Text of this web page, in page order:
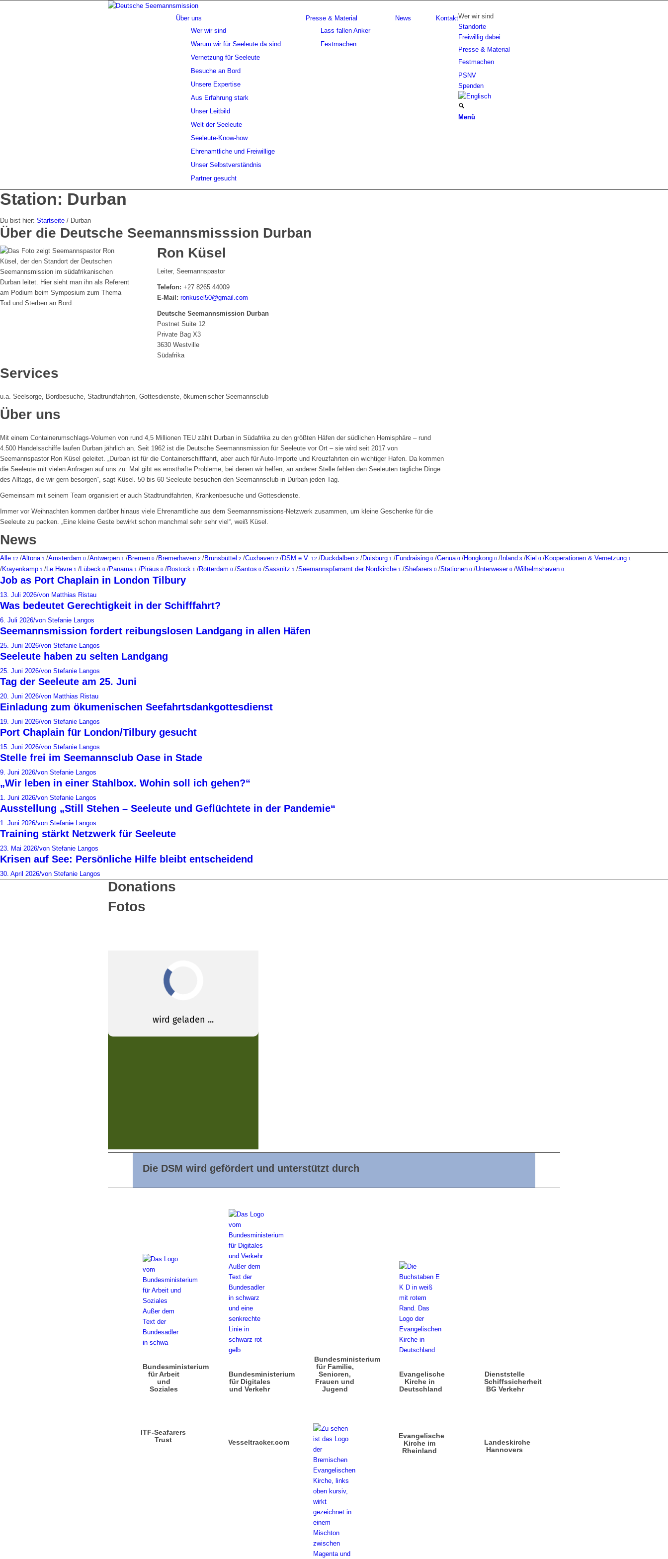
Wer wir sind
Über uns
Wer wir sind
Warum wir für Seeleute da sind
Vernetzung für Seeleute
Besuche an Bord
Unsere Expertise
Aus Erfahrung stark
Unser Leitbild
Welt der Seeleute
Seeleute-Know-how
Ehrenamtliche und Freiwillige
Unser Selbstverständnis
Partner gesucht
Presse & Material
Lass fallen Anker
Festmachen
News
Kontakt
Standorte
Freiwillig dabei
Presse & Material
Festmachen
PSNV
Spenden
Menü
Station: Durban
Du bist hier: Startseite / Durban
Über die Deutsche Seemannsmisssion Durban
Ron Küsel
Leiter, Seemannspastor
Telefon: +27 8265 44009
E-Mail: ronkusel50@gmail.com
Deutsche Seemannsmission Durban
Postnet Suite 12
Private Bag X3
3630 Westville
Südafrika
Services
u.a. Seelsorge, Bordbesuche, Stadtrundfahrten, Gottesdienste, ökumenischer Seemannsclub
Über uns
Mit einem Containerumschlags-Volumen von rund 4,5 Millionen TEU zählt Durban in Südafrika zu den größten Häfen der südlichen Hemisphäre – rund
4.500 Handelsschiffe laufen Durban jährlich an. Seit 1962 ist die Deutsche Seemannsmission für Seeleute vor Ort – sie wird seit 2017 von
Seemannspastor Ron Küsel geleitet. „Durban ist für die Containerschifffahrt, aber auch für Auto-Importe und Kreuzfahrten ein wichtiger Hafen. Da kommen
die Seeleute mit vielen Anfragen auf uns zu: Mal gibt es ernsthafte Probleme, bei denen wir helfen, an anderer Stelle fehlen den Seeleuten tägliche Dinge
des Alltags, die wir gern besorgen“, sagt Küsel. 50 bis 60 Seeleute besuchen den Seemannsclub in Durban jeden Tag.
Gemeinsam mit seinem Team organisiert er auch Stadtrundfahrten, Krankenbesuche und Gottesdienste.
Immer vor Weihnachten kommen darüber hinaus viele Ehrenamtliche aus dem Seemannsmissions-Netzwerk zusammen, um kleine Geschenke für die
Seeleute zu packen. „Eine kleine Geste bewirkt schon manchmal sehr sehr viel“, weiß Küsel.
News
Alle 12 /Altona1 /Amsterdam 0 /Antwerpen 1 /Bremen 0 /Bremerhaven 2 /Brunsbüttel 2 /Cuxhaven 2 /DSM e.V. 12 /Duckdalben 2 /Duisburg 1 /Fundraising 0 /Genua0 /Hongkong 0 / Inland 3 /Kiel 0 /Kooperationen & Vernetzung 1
/Krayenkamp 1 /Le Havre 1 /Lübeck 0 /Panama1 /Piräus 0 /Rostock 1 /Rotterdam 0 /Santos 0 /Sassnitz 1 /Seemannspfarramt der Nordkirche 1 /Shefarers 0 /Stationen 0 /Unterweser0 /Wilhelmshaven 0
Job as Port Chaplain in London Tilbury
13. Juli 2026/von Matthias Ristau
Was bedeutet Gerechtigkeit in der Schifffahrt?
6. Juli 2026/von Stefanie Langos
Seemannsmission fordert reibungslosen Landgang in allen Häfen
25. Juni 2026/von Stefanie Langos
Seeleute haben zu selten Landgang
25. Juni 2026/von Stefanie Langos
Tag der Seeleute am 25. Juni
20. Juni 2026/von Matthias Ristau
Einladung zum ökumenischen Seefahrtsdankgottesdienst
19. Juni 2026/von Stefanie Langos
Port Chaplain für London/Tilbury gesucht
15. Juni 2026/von Stefanie Langos
Stelle frei im Seemannsclub Oase in Stade
9. Juni 2026/von Stefanie Langos
„Wir leben in einer Stahlbox. Wohin soll ich gehen?“
1. Juni 2026/von Stefanie Langos
Ausstellung „Still Stehen – Seeleute und Geflüchtete in der Pandemie“
1. Juni 2026/von Stefanie Langos
Training stärkt Netzwerk für Seeleute
23. Mai 2026/von Stefanie Langos
Krisen auf See: Persönliche Hilfe bleibt entscheidend
30. April 2026/von Stefanie Langos
Donations
Fotos
Die DSM wird gefördert und unterstützt durch
Bundesministerium
für Arbeit
und
Soziales
Bundesministerium
für Digitales
und Verkehr
Bundesministerium
für Familie,
Senioren,
Frauen und
Jugend
Evangelische
Kirche in
Deutschland
Dienststelle
Schiffssicherheit
BG Verkehr
ITF-Seafarers
Trust
Vesseltracker.com
Evangelische
Kirche im
Rheinland
Landeskirche
Hannovers